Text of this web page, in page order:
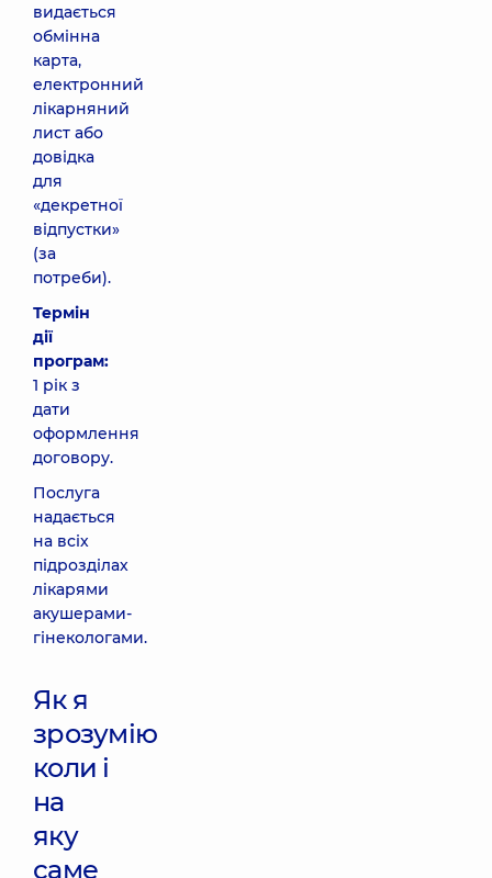
видається
обмінна
карта,
електронний
лікарняний
лист або
довідка
для
«декретної
відпустки»
(за
потреби).
Термін
дії
програм:
1 рік з
дати
оформлення
договору.
Послуга
надається
на всіх
підрозділах
лікарями
акушерами-
гінекологами.
Як я
зрозумію
коли і
на
яку
саме